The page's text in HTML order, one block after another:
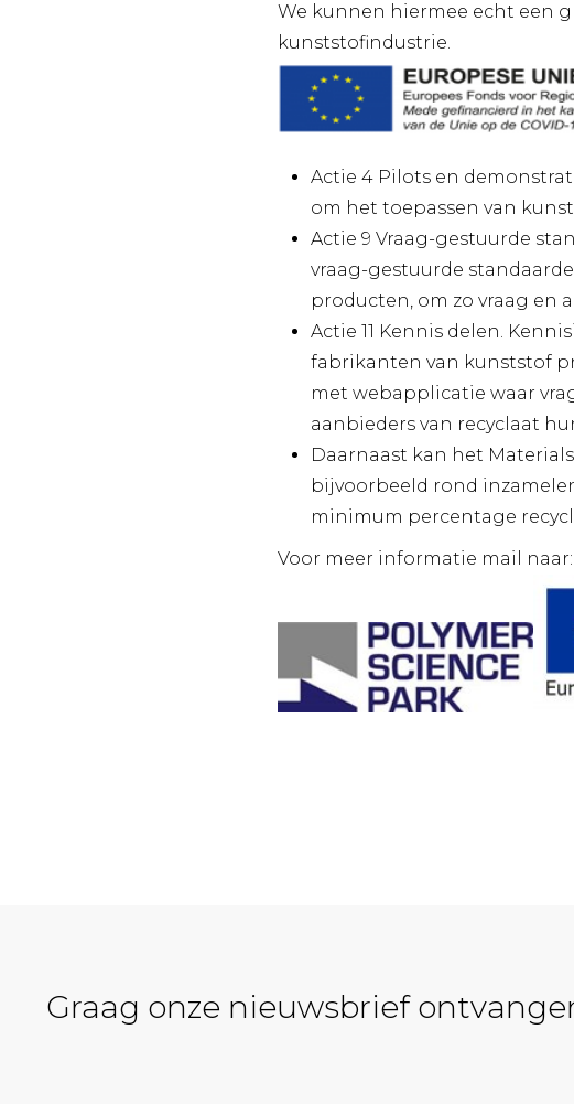
We kunnen hiermee echt een
kunststofindustrie.
Actie 4 Pilots en
om het toepassen van
Actie 9 Vraag-gestuurde
vraag-gestuurde
producten, om zo vraag en
Actie 11 Kennis delen.
fabrikanten van kunststof
met webapplicatie waar
aanbieders van recyclaat
Daarnaast kan het
bijvoorbeeld rond
minimum percentage
Voor meer informatie mail
Graag onze nieuwsbrief